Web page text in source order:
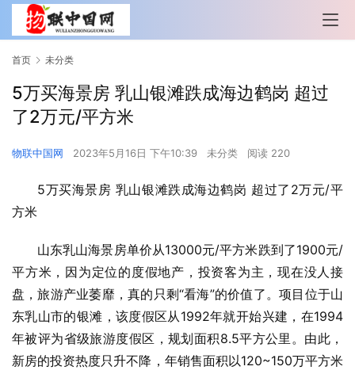
首页 未分类
5万买海景房 乳山银滩跌成海边鹤岗 超过
了2万元/平方米
物联中国网 2023年5月16日 下午10:39 未分类 阅读 220
5万买海景房 乳山银滩跌成海边鹤岗 超过了2万元/平
方米
山东乳山海景房单价从13000元/平方米跌到了1900元/
平方米，因为定位的度假地产，投资客为主，现在没人接
盘，旅游产业萎靡，真的只剩“看海”的价值了。项目位于山
东乳山市的银滩，该度假区从1992年就开始兴建，在1994
年被评为省级旅游度假区，规划面积8.5平方公里。由此，
新房的投资热度只升不降，年销售面积以120~150万平方米